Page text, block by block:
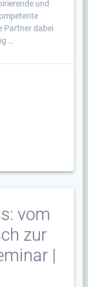
und
Partner dabei
…
vom
zur
|